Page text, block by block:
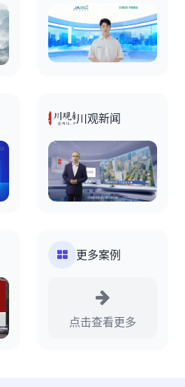
川观新闻
更多案例
点击查看更多